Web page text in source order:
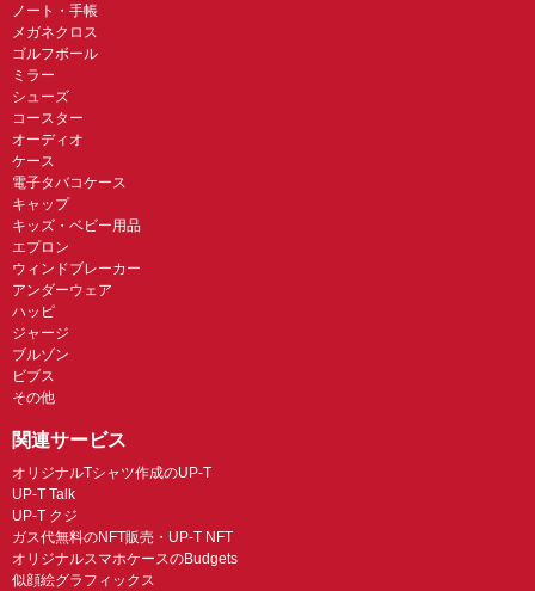
ノート・手帳
メガネクロス
ゴルフボール
ミラー
シューズ
コースター
オーディオ
ケース
電子タバコケース
キャップ
キッズ・ベビー用品
エプロン
ウィンドブレーカー
アンダーウェア
ハッピ
ジャージ
ブルゾン
ビブス
その他
関連サービス
オリジナルTシャツ作成のUP-T
UP-T Talk
UP-T クジ
ガス代無料のNFT販売・UP-T NFT
オリジナルスマホケースのBudgets
似顔絵グラフィックス